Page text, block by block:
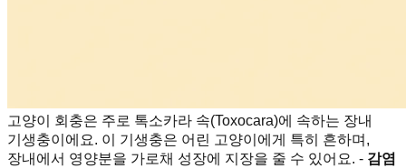
고양이 회충은 주로 톡소카라 속(Toxocara)에 속하는 장내
기생충이에요. 이 기생충은 어린 고양이에게 특히 흔하며,
장내에서 영양분을 가로채 성장에 지장을 줄 수 있어요. - 감염